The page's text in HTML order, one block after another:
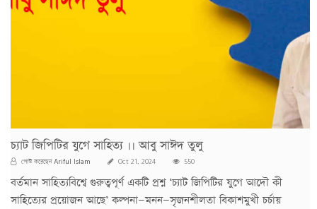
চ্যাট জিপিটির যুগে সাহিত্য ।। আবু সাঈদ তুলু
পোস্ট করেছেনAriful Islam Oct 21, 2024 550
বর্তমান সাহিত্যবিশ্বে গুরুত্বপূর্ণ একটি প্রশ্ন ‘চ্যাট জিপিটির যুগে আদৌ কী
সাহিত্যের প্রয়োজন আছে’ কল্পনা—মনন—সৃজনশীলতা বিকাশমুখী চর্চায়